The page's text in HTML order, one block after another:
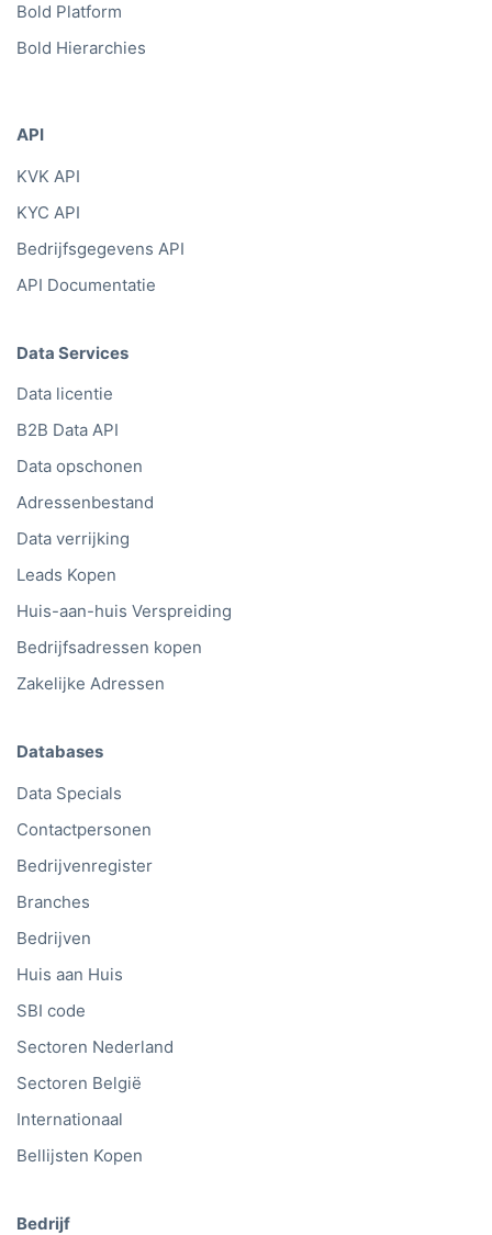
Bold Platform
Bold Hierarchies
API
KVK API
KYC API
Bedrijfsgegevens API
API Documentatie
Data Services
Data licentie
B2B Data API
Data opschonen
Adressenbestand
Data verrijking
Leads Kopen
Huis-aan-huis Verspreiding
Bedrijfsadressen kopen
Zakelijke Adressen
Databases
Data Specials
Contactpersonen
Bedrijvenregister
Branches
Bedrijven
Huis aan Huis
SBI code
Sectoren Nederland
Sectoren België
Internationaal
Bellijsten Kopen
Bedrijf